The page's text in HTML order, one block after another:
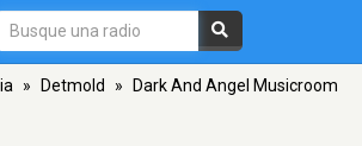
» Detmold » Dark And Angel Musicroom